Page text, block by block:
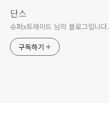
단스
슈퍼x트레이드 님의 블로그입니다.
구독하기